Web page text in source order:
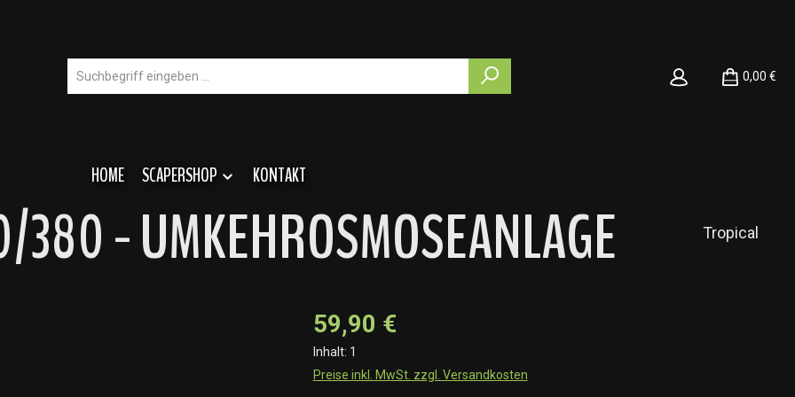
0,00 €
HOME SCAPERSHOP KONTAKT
- UMKEHROSMOSEANLAGE Tropical
59,90 €
Inhalt: 1
Preise inkl. MwSt. zzgl. Versandkosten